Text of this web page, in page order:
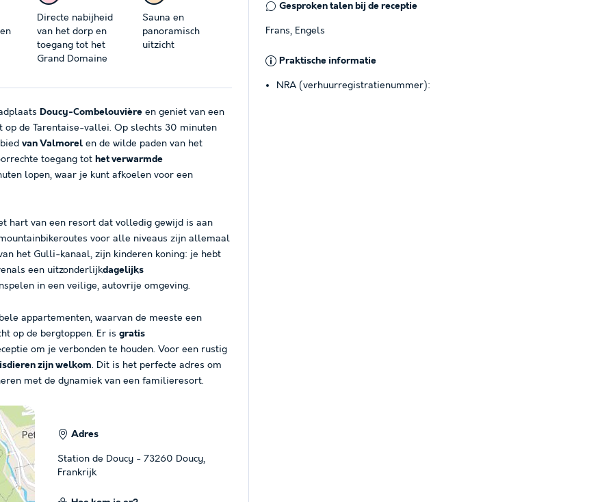
Directe nabijheid
van het dorp en
toegang tot het
Grand Domaine
Sauna en
panoramisch
uitzicht
Doucy-Combelouvière en geniet van een
de Tarentaise-vallei. Op slechts 30 minuten
van Valmorel en de wilde paden van het
toegang tot het verwarmde
lopen, waar je kunt afkoelen voor een
hart van een resort dat volledig gewijd is aan
voor alle niveaus zijn allemaal
het Gulli-kanaal, zijn kinderen koning: je hebt
een uitzonderlijkdagelijks
in een veilige, autovrije omgeving.
appartementen, waarvan de meeste een
op de bergtoppen. Er is gratis
om je verbonden te houden. Voor een rustig
zijn welkom. Dit is het perfecte adres om
met de dynamiek van een familieresort.
Adres
Station de Doucy - 73260 Doucy,
Frankrijk
Gesproken talen bij de receptie
Frans, Engels
Praktische informatie
NRA (verhuurregistratienummer):